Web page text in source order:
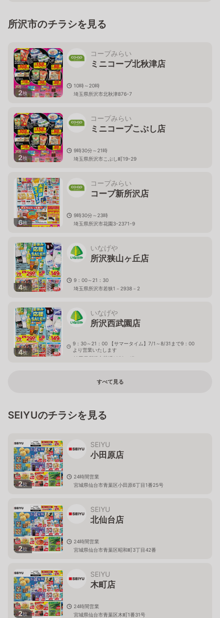
所沢市のチラシを見る
2枚
コープみらい
ミニコープ北秋津店
10時～20時
埼玉県所沢市北秋津876-7
2枚
コープみらい
ミニコープこぶし店
9時30分～21時
埼玉県所沢市こぶし町19-29
6枚
コープみらい
コープ新所沢店
9時30分～23時
埼玉県所沢市花園3-2371-9
4枚
いなげや
所沢狭山ヶ丘店
9：00～21：30
埼玉県所沢市若狭1－2938－2
4枚
いなげや
所沢西武園店
9：30～21：00 【サマータイム】7/1～8/31まで9：00
より営業いたします
埼玉県所沢市荒幡1359－17
すべて見る
SEIYUのチラシを見る
2枚
SEIYU
小田原店
24時間営業
宮城県仙台市青葉区小田原6丁目1番25号
2枚
SEIYU
北仙台店
24時間営業
宮城県仙台市青葉区昭和町3丁目42番
2枚
SEIYU
木町店
24時間営業
宮城県仙台市青葉区木町1番31号